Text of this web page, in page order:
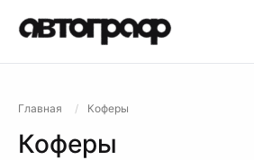
Главная Коферы
Коферы